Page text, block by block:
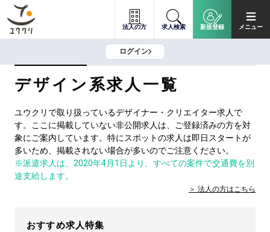
法人の方 求人検索 新規登録 メニュー
ログイン
デザイン系求人一覧
ユウクリで取り扱っているデザイナー・クリエイター求人で
す。ここに掲載していない非公開求人は、ご登録済みの方を対
象にご案内しています。特にスポットの求人は即日スタートが
多いため、掲載されない場合が多いのでご注意ください。
※派遣求人は、2020年4月1日より、すべての案件で交通費を別
途支給します。
法人の方はこちら
おすすめ求人特集